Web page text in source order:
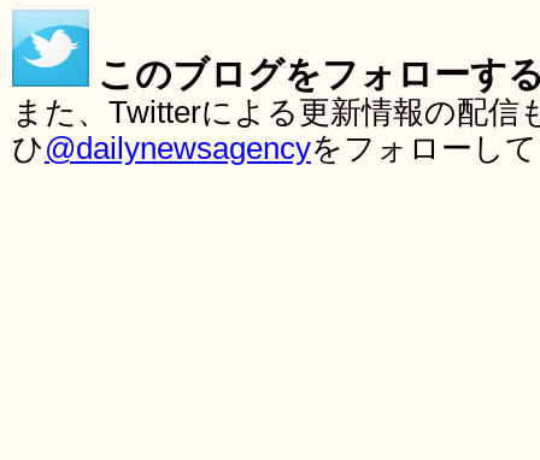
このブログをフォローす
また、Twitterによる更新情報の配
ひ@dailynewsagencyをフォローし